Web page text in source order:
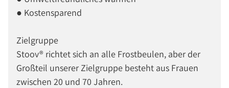
● Kostensparend
Zielgruppe
Stoov® richtet sich an alle Frostbeulen, aber der
Großteil unserer Zielgruppe besteht aus Frauen
zwischen 20 und 70 Jahren.